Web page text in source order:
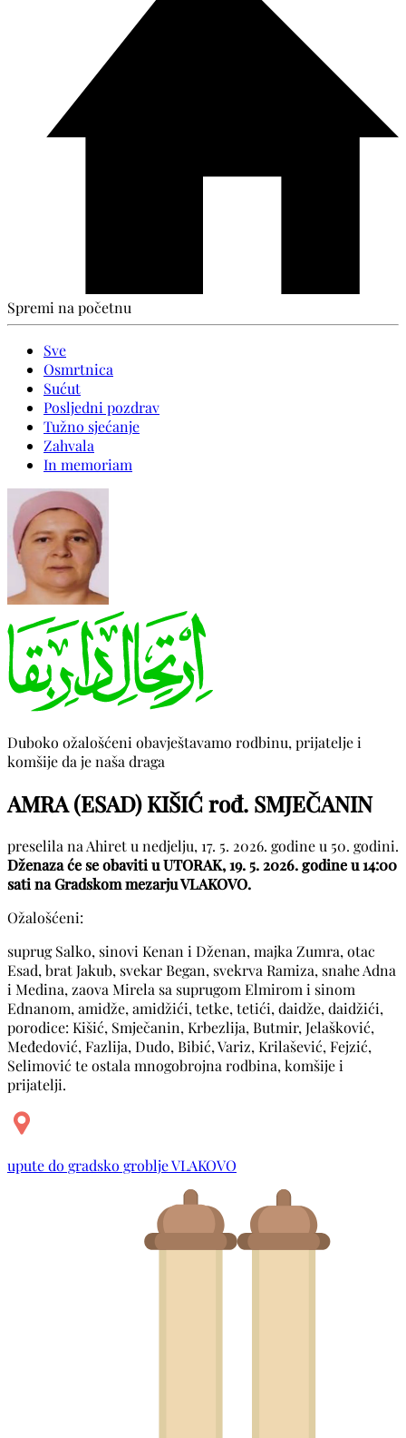
Spremi na početnu
Sve
Osmrtnica
Sućut
Posljedni pozdrav
Tužno sjećanje
Zahvala
In memoriam
Duboko ožalošćeni obavještavamo rodbinu, prijatelje i
komšije da je naša draga
AMRA (ESAD) KIŠIĆ rođ. SMJEČANIN
preselila na Ahiret u nedjelju, 17. 5. 2026. godine u 50. godini.
Dženaza će se obaviti u UTORAK, 19. 5. 2026. godine u 14:00
sati na Gradskom mezarju VLAKOVO.
Ožalošćeni:
suprug Salko, sinovi Kenan i Dženan, majka Zumra, otac
Esad, brat Jakub, svekar Began, svekrva Ramiza, snahe Adna
i Medina, zaova Mirela sa suprugom Elmirom i sinom
Ednanom, amidže, amidžići, tetke, tetići, daidže, daidžići,
porodice: Kišić, Smječanin, Krbezlija, Butmir, Jelašković,
Međedović, Fazlija, Dudo, Bibić, Variz, Krilašević, Fejzić,
Selimović te ostala mnogobrojna rodbina, komšije i
prijatelji.
upute do gradsko groblje VLAKOVO